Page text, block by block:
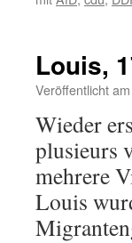
Louis,
Veröffentlicht am
Wieder
plusieurs
mehrere
Louis